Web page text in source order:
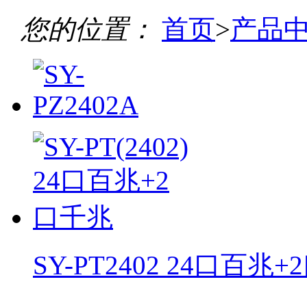
您的位置： 首页>产品
SY-PT2402 24口百兆